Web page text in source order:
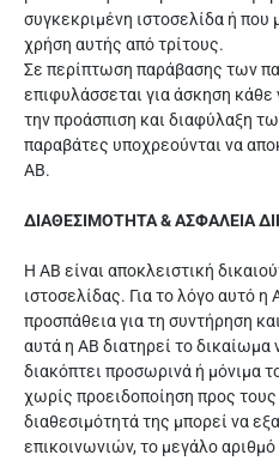
συγκεκριμένη ιστοσελίδα ή που
χρήση αυτής από τρίτους.
Σε περίπτωση παράβασης των
επιφυλάσσεται για άσκηση κάθε
την προάσπιση και διαφύλαξη
παραβάτες υποχρεούνται να
ΑΒ.
ΔΙΑΘΕΣΙΜΟΤΗΤΑ & ΑΣΦΑΛΕΙΑ
Η ΑΒ είναι αποκλειστική
ιστοσελίδας. Για το λόγο αυτό
προσπάθεια για τη συντήρηση
αυτά η ΑΒ διατηρεί το δικαίωμα
διακόπτει προσωρινά ή μόνιμα
χωρίς προειδοποίηση προς
διαθεσιμότητά της μπορεί να
επικοινωνιών, το μεγάλο